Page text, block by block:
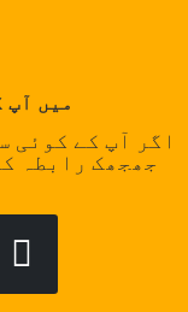
میں آپ
اگر آپ کے کوئی
جھجھک رابطہ